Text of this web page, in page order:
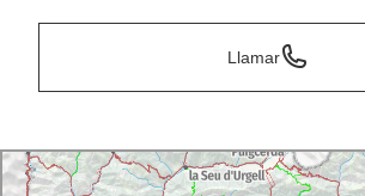
Llamar